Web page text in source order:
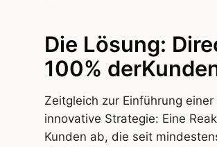
Die Lösung:
100%
Zeitgleich zur Einführung
innovative Strategie: Eine
Kunden ab, die seit